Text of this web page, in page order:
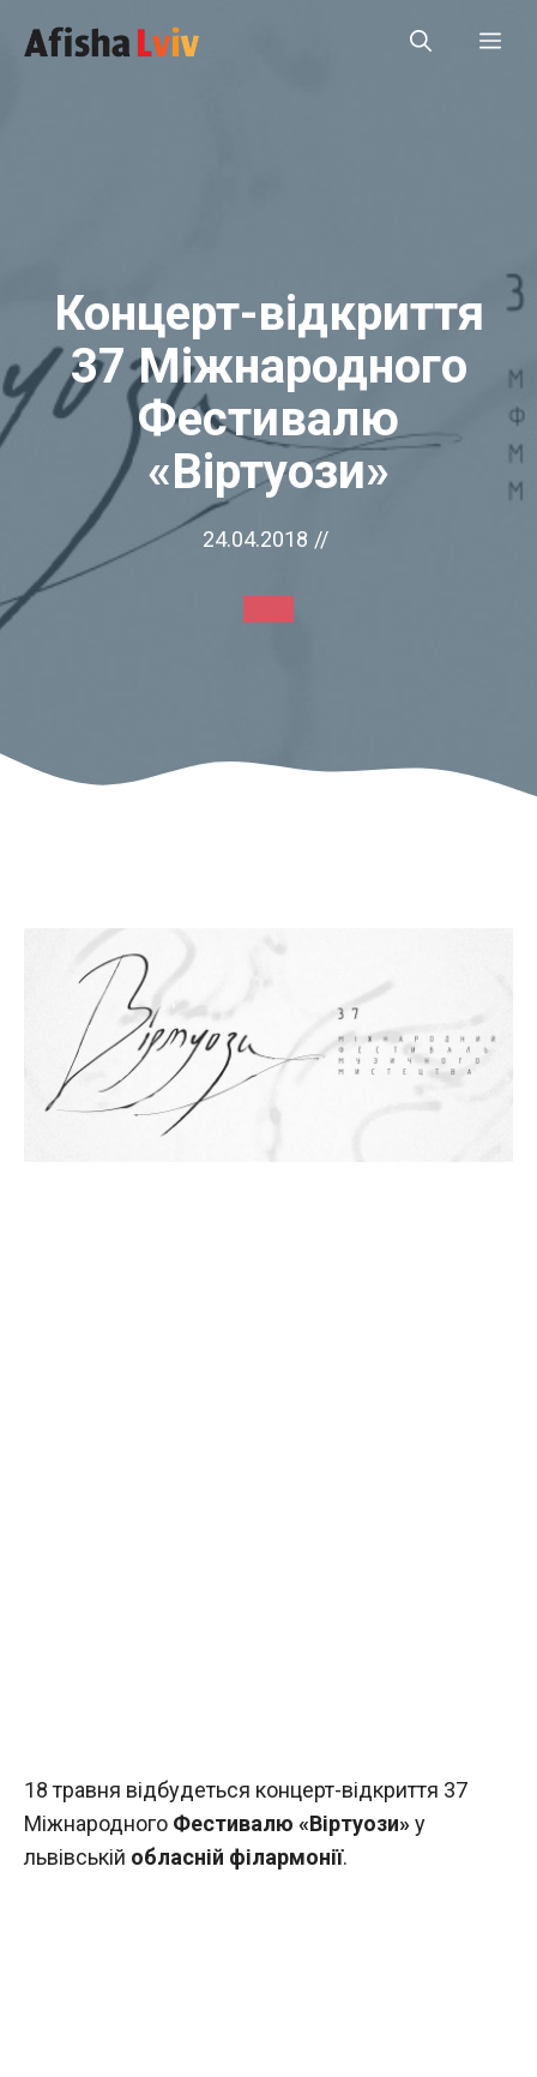
до
Концерт-відкриття
37 Міжнародного
Фестивалю
«Віртуози»
24.04.2018 //
18 травня відбудеться концерт-відкриття 37
Міжнародного Фестивалю «Віртуози»у
львівській обласній філармонії.